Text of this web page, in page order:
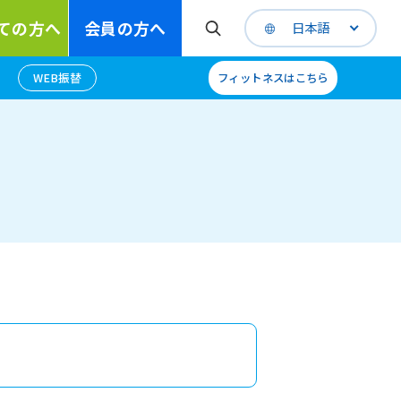
の方へ 会員の方へ 日本語
WEB振替 フィットネスはこちら